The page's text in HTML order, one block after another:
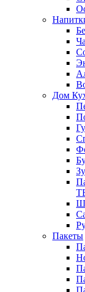
Дом
Пакеты